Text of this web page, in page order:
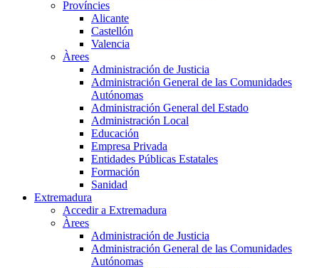
Províncies
Alicante
Castellón
Valencia
Àrees
Administración de Justicia
Administración General de las Comunidades
Autónomas
Administración General del Estado
Administración Local
Educación
Empresa Privada
Entidades Públicas Estatales
Formación
Sanidad
Extremadura
Accedir a Extremadura
Àrees
Administración de Justicia
Administración General de las Comunidades
Autónomas